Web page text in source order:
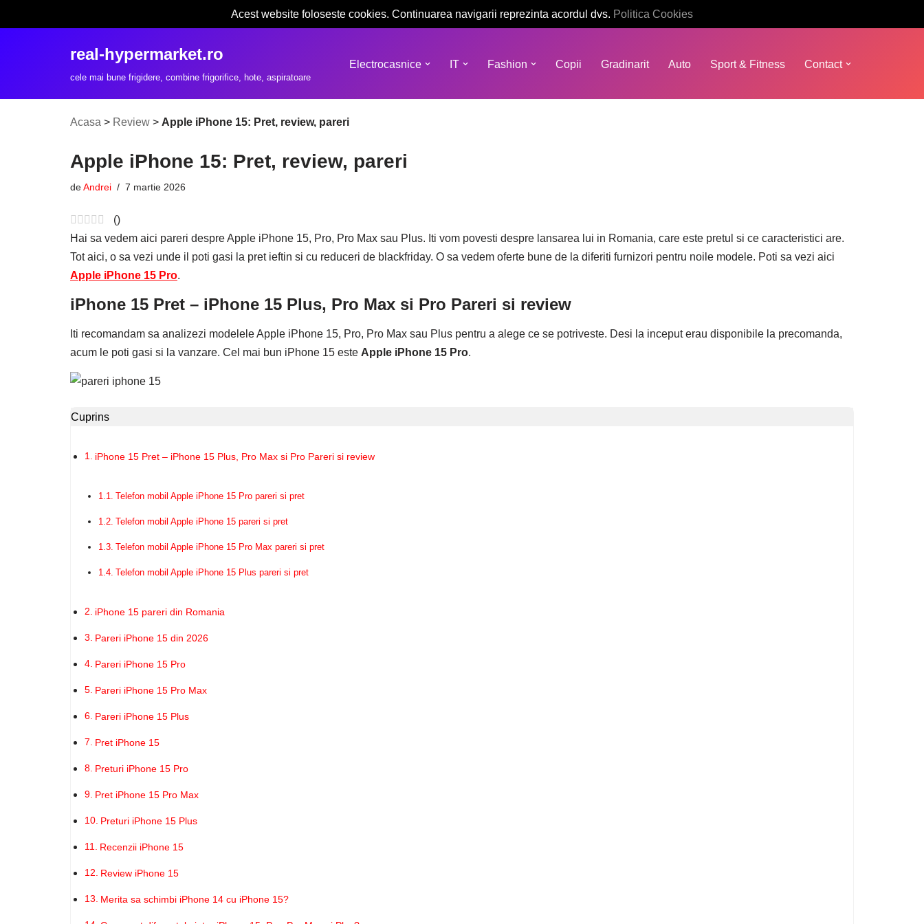
Acest website foloseste cookies. Continuarea navigarii reprezinta acordul dvs. Politica Cookies
real-hypermarket.ro
cele mai bune frigidere, combine frigorifice, hote, aspiratoare
Electrocasnice IT Fashion Copii Gradinarit Auto Sport & Fitness Contact
Acasa > Review > Apple iPhone 15: Pret, review, pareri
Apple iPhone 15: Pret, review, pareri
deAndrei 7 martie 2026
()
Hai sa vedem aici pareri despre Apple iPhone 15, Pro, Pro Max sau Plus. Iti vom povesti despre lansarea lui in Romania, care este pretul si ce caracteristici are.
Tot aici, o sa vezi unde il poti gasi la pret ieftin si cu reduceri de blackfriday. O sa vedem oferte bune de la diferiti furnizori pentru noile modele. Poti sa vezi aici
Apple iPhone 15 Pro.
iPhone 15 Pret – iPhone 15 Plus, Pro Max si Pro Pareri si review
Iti recomandam sa analizezi modelele Apple iPhone 15, Pro, Pro Max sau Plus pentru a alege ce se potriveste. Desi la inceput erau disponibile la precomanda,
acum le poti gasi si la vanzare. Cel mai bun iPhone 15 este Apple iPhone 15 Pro.
Cuprins
iPhone 15 Pret – iPhone 15 Plus, Pro Max si Pro Pareri si review
Telefon mobil Apple iPhone 15 Pro pareri si pret
Telefon mobil Apple iPhone 15 pareri si pret
Telefon mobil Apple iPhone 15 Pro Max pareri si pret
Telefon mobil Apple iPhone 15 Plus pareri si pret
iPhone 15 pareri din Romania
Pareri iPhone 15 din 2026
Pareri iPhone 15 Pro
Pareri iPhone 15 Pro Max
Pareri iPhone 15 Plus
Pret iPhone 15
Preturi iPhone 15 Pro
Pret iPhone 15 Pro Max
Preturi iPhone 15 Plus
Recenzii iPhone 15
Review iPhone 15
Merita sa schimbi iPhone 14 cu iPhone 15?